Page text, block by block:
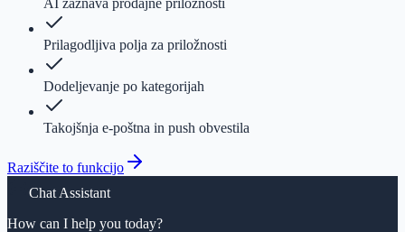
Prilagodljiva polja za priložnosti
Dodeljevanje po kategorijah
Takojšnja e-poštna in push obvestila
Raziščite to funkcijo
Chat Assistant
How can I help you today?